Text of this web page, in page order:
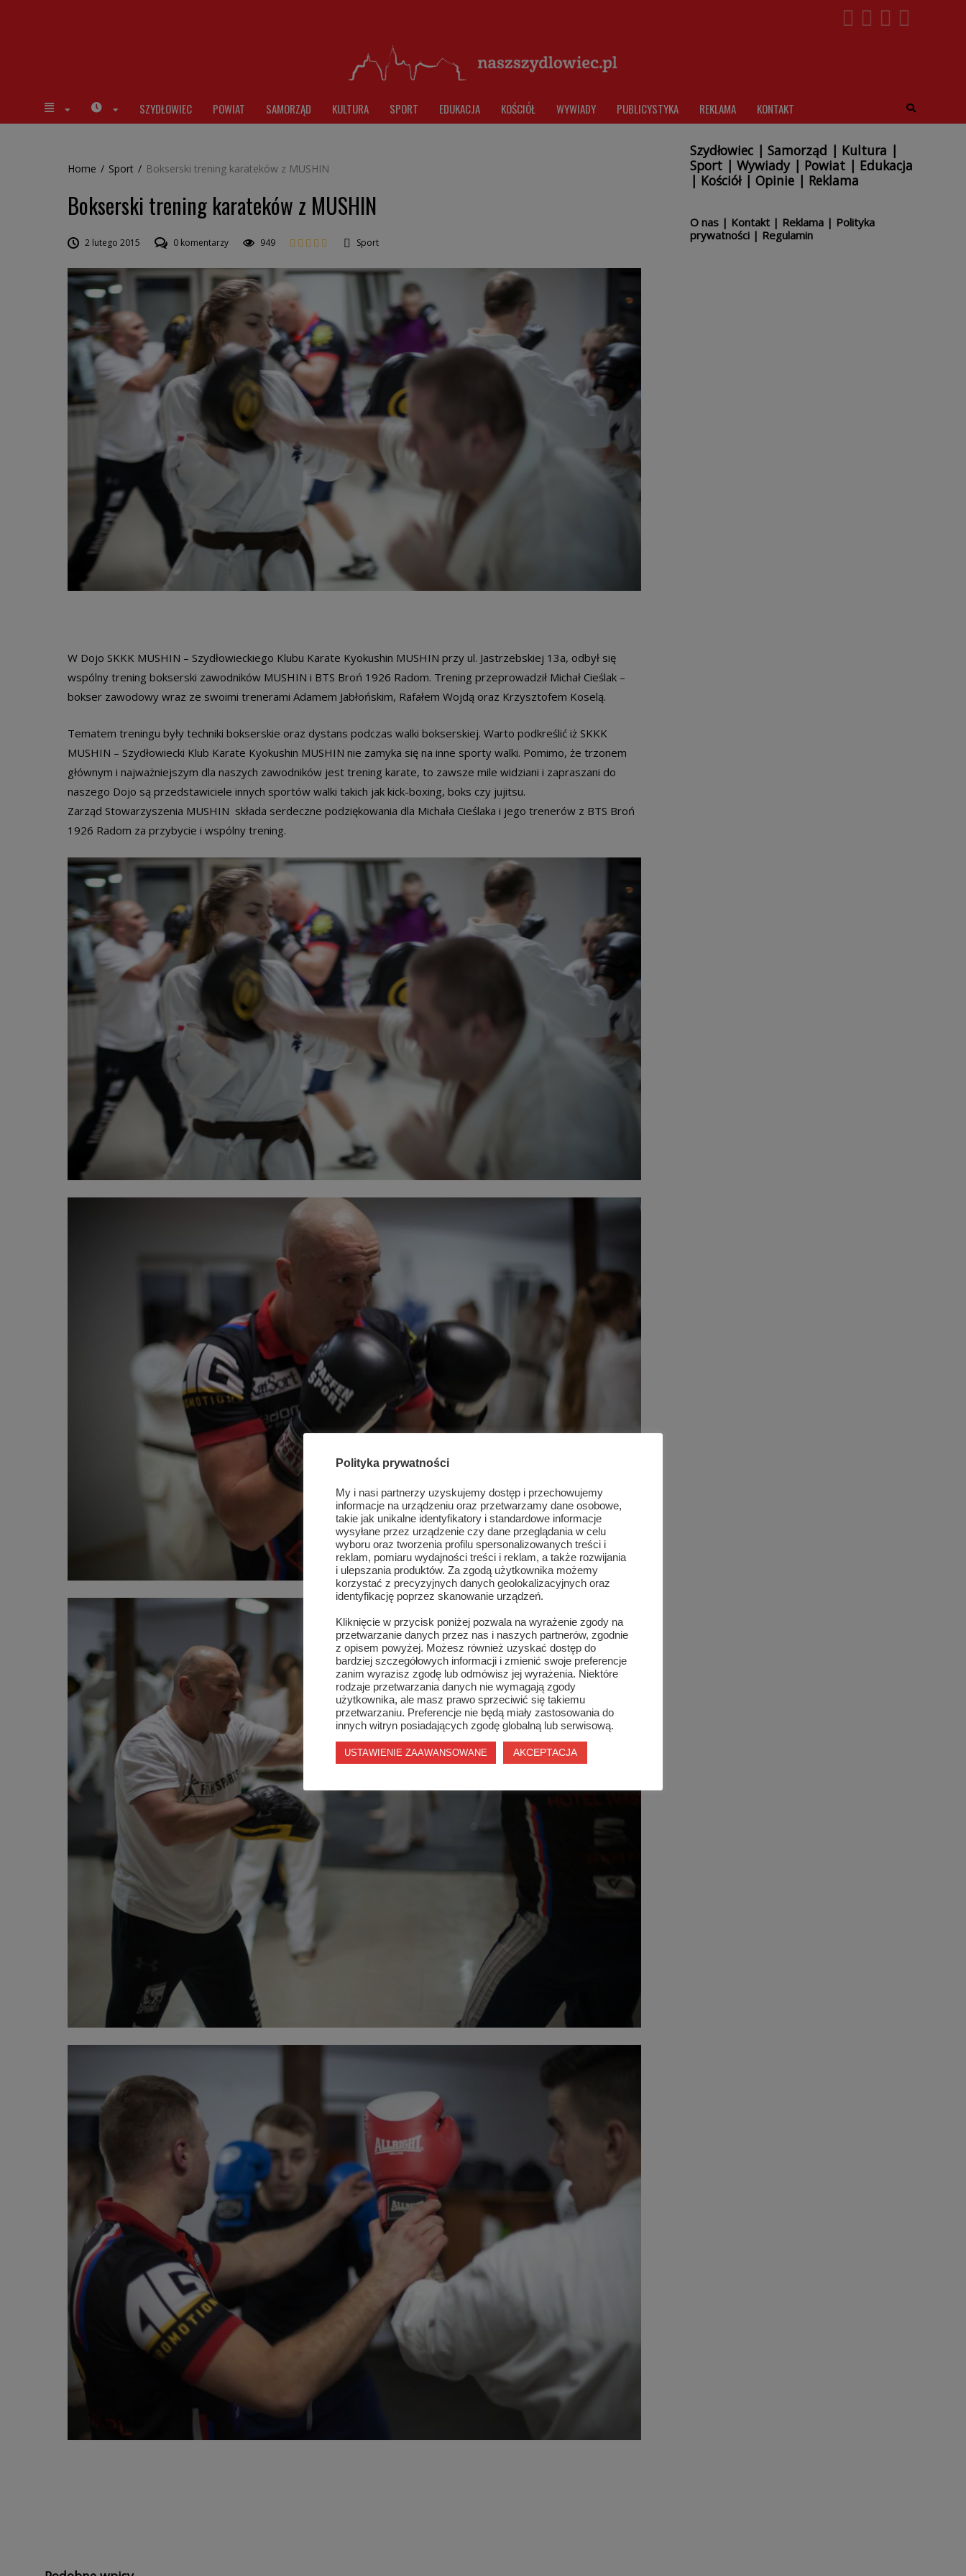
SZYDŁOWIEC POWIAT SAMORZĄD KULTURA SPORT EDUKACJA KOŚCIÓŁ WYWIADY PUBLICYSTYKA REKLAMA KONTAKT
Home / Sport / Bokserski trening karateków z MUSHIN
Bokserski trening karateków z MUSHIN
2 lutego 2015 0 komentarzy 949 Sport
W Dojo SKKK MUSHIN – Szydłowieckiego Klubu Karate Kyokushin MUSHIN przy ul. Jastrzebskiej 13a, odbył się
wspólny trening bokserski zawodników MUSHIN i BTS Broń 1926 Radom. Trening przeprowadził Michał Cieślak –
bokser zawodowy wraz ze swoimi trenerami Adamem Jabłońskim, Rafałem Wojdą oraz Krzysztofem Koselą.
Tematem treningu były techniki bokserskie oraz dystans podczas walki bokserskiej. Warto podkreślić iż SKKK
MUSHIN – Szydłowiecki Klub Karate Kyokushin MUSHIN nie zamyka się na inne sporty walki. Pomimo, że trzonem
głównym i najważniejszym dla naszych zawodników jest trening karate, to zawsze mile widziani i zapraszani do
naszego Dojo są przedstawiciele innych sportów walki takich jak kick-boxing, boks czy jujitsu.
Zarząd Stowarzyszenia MUSHIN składa serdeczne podziękowania dla Michała Cieślaka i jego trenerów z BTS Broń
1926 Radom za przybycie i wspólny trening.
Szydłowiec| Samorząd | Kultura |
Sport| Wywiady| Powiat| Edukacja
| Kościół| Opinie| Reklama
O nas| Kontakt| Reklama| Polityka
prywatności| Regulamin
Polityka prywatności
My i nasi partnerzy uzyskujemy dostęp i przechowujemy
informacje na urządzeniu oraz przetwarzamy dane osobowe,
takie jak unikalne identyfikatory i standardowe informacje
wysyłane przez urządzenie czy dane przeglądania w celu
wyboru oraz tworzenia profilu spersonalizowanych treści i
reklam, pomiaru wydajności treści i reklam, a także rozwijania
i ulepszania produktów. Za zgodą użytkownika możemy
korzystać z precyzyjnych danych geolokalizacyjnych oraz
identyfikację poprzez skanowanie urządzeń.
Kliknięcie w przycisk poniżej pozwala na wyrażenie zgody na
przetwarzanie danych przez nas i naszych partnerów, zgodnie
z opisem powyżej. Możesz również uzyskać dostęp do
bardziej szczegółowych informacji i zmienić swoje preferencje
zanim wyrazisz zgodę lub odmówisz jej wyrażenia. Niektóre
rodzaje przetwarzania danych nie wymagają zgody
użytkownika, ale masz prawo sprzeciwić się takiemu
przetwarzaniu. Preferencje nie będą miały zastosowania do
innych witryn posiadających zgodę globalną lub serwisową.
USTAWIENIE ZAAWANSOWANE AKCEPTACJA